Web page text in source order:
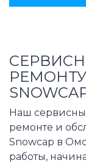
Наш
ремонте и
Snowcap в
работы,